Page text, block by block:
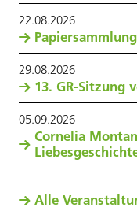
22.08.2026
29.08.2026
13. GR-Sitzung
05.09.2026
Cornelia
Alle